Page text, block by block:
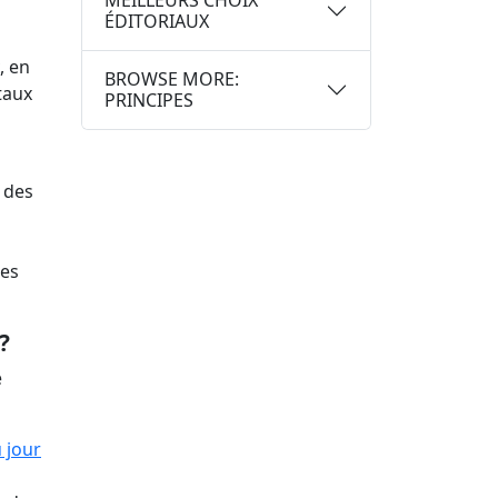
en
jour
ÉDITORIAUX
BROWSE MORE:
PRINCIPES